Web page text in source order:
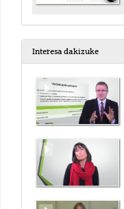
Interesa dakizuke